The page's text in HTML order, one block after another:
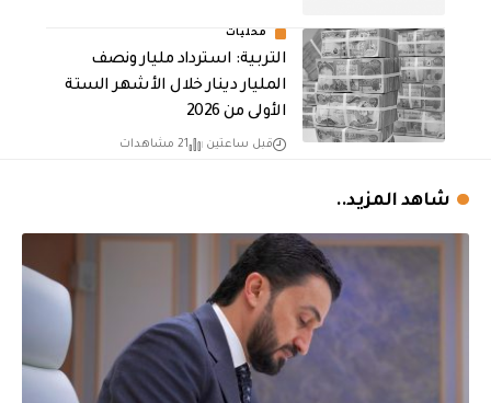
محليات
التربية: استرداد مليار ونصف
المليار دينار خلال الأشهر الستة
الأولى من 2026
قبل ساعتين 21 مشاهدات
شاهد المزيد..